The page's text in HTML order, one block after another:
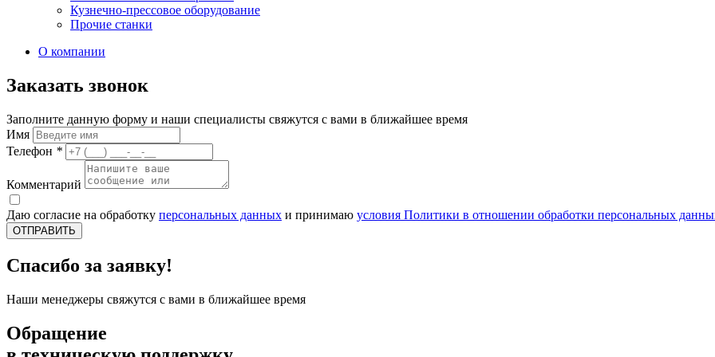
Кузнечно-прессовое оборудование
Прочие станки
О компании
Заказать звонок
Заполните данную форму и наши специалисты свяжутся с вами в ближайшее время
Имя
Телефон *
Комментарий
Даю согласие на обработку персональных данных и принимаю условия Политики в отношении обработки персональных
ОТПРАВИТЬ
Спасибо за заявку!
Наши менеджеры свяжутся с вами в ближайшее время
Обращение